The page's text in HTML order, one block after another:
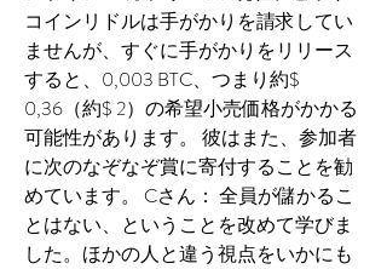
コインリドルは手がかりを請求してい
ませんが、すぐに手がかりをリリース
すると、0,003 BTC、つまり約$
0,36（約$ 2）の希望小売価格がかかる
可能性があります。 彼はまた、参加者
に次のなぞなぞ賞に寄付することを勧
めています。 Cさん： 全員が儲かるこ
とはない、ということを改めて学びま
した。ほかの人と違う視点をいかにも